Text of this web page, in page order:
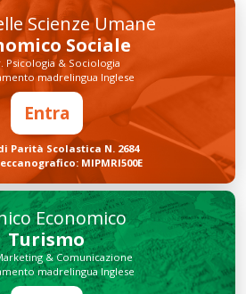
Scienze Umane
Sociale
Psicologia & Sociologia
madrelingua Inglese
Entra
Parità Scolastica N. 2684
MIPMRI500E
Economico
Turismo
& Comunicazione
madrelingua Inglese